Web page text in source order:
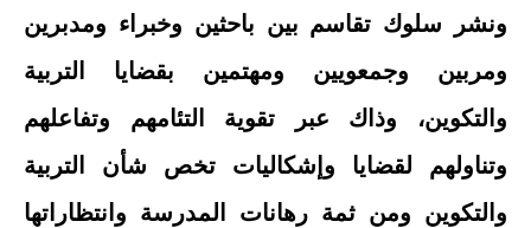
ونشر سلوك تقاسم بين باحثين وخبراء ومدبرين
ومربين وجمعويين ومهتمين بقضايا التربية
والتكوين، وذاك عبر تقوية التئامهم وتفاعلهم
وتناولهم لقضايا وإشكاليات تخص شأن التربية
والتكوين ومن ثمة رهانات المدرسة وانتظاراتها